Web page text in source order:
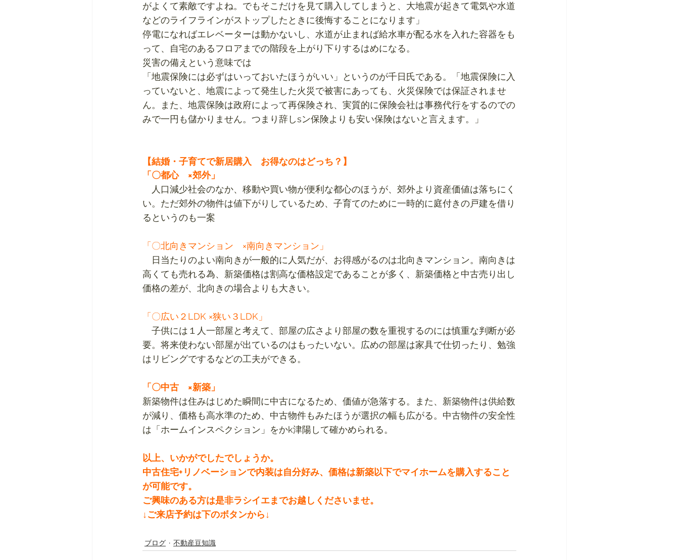
がよくて素敵ですよね。でもそこだけを見て購入してしまうと、大地震が起きて電気や水道
などのライフラインがストップしたときに後悔することになります」
停電になればエレベーターは動かないし、水道が止まれば給水車が配る水を入れた容器をも
って、自宅のあるフロアまでの階段を上がり下りするはめになる。
災害の備えという意味では
「地震保険には必ずはいっておいたほうがいい」というのが千日氏である。「地震保険に入
っていないと、地震によって発生した火災で被害にあっても、火災保険では保証されませ
ん。また、地震保険は政府によって再保険され、実質的に保険会社は事務代行をするのでの
みで一円も儲かりません。つまり辞しsン保険よりも安い保険はないと言えます。」
【結婚・子育てで新居購入　お得なのはどっち？】
「〇都心　×郊外」
人口減少社会のなか、移動や買い物が便利な都心のほうが、郊外より資産価値は落ちにく
い。ただ郊外の物件は値下がりしているため、子育てのために一時的に庭付きの戸建を借り
るというのも一案
「〇北向きマンション　×南向きマンション」
日当たりのよい南向きが一般的に人気だが、お得感がるのは北向きマンション。南向きは
高くても売れる為、新築価格は割高な価格設定であることが多く、新築価格と中古売り出し
価格の差が、北向きの場合よりも大きい。
「〇広い２LDK ×狭い３LDK」
子供には１人一部屋と考えて、部屋の広さより部屋の数を重視するのには慎重な判断が必
要。将来使わない部屋が出ているのはもったいない。広めの部屋は家具で仕切ったり、勉強
はリビングでするなどの工夫ができる。
「〇中古　×新築」
新築物件は住みはじめた瞬間に中古になるため、価値が急落する。また、新築物件は供給数
が減り、価格も高水準のため、中古物件もみたほうが選択の幅も広がる。中古物件の安全性
は「ホームインスペクション」をかk津陽して確かめられる。
以上、いかがでしたでしょうか。
中古住宅+リノベーションで内装は自分好み、価格は新築以下でマイホームを購入すること
が可能です。
ご興味のある方は是非ラシイエまでお越しくださいませ。
↓ご来店予約は下のボタンから↓
ブログ 不動産豆知識